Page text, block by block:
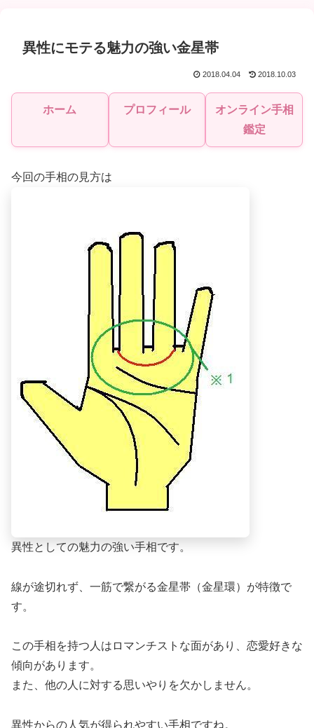
異性にモテる魅力の強い金星帯
2018.04.04 2018.10.03
ホーム プロフィール
オンライン手相
鑑定
今回の手相の見方は
異性としての魅力の強い手相です。
線が途切れず、一筋で繋がる金星帯（金星環）が特徴で
す。
この手相を持つ人はロマンチストな面があり、恋愛好きな
傾向があります。
また、他の人に対する思いやりを欠かしません。
異性からの人気が得られやすい手相ですね。